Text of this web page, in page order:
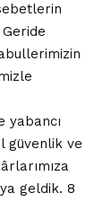
yabancı
güvenlik ve
geldik. 8